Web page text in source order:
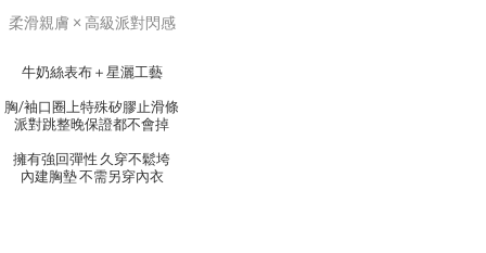
柔滑親膚 × 高級派對閃感
牛奶絲表布＋星灑工藝
胸/袖口圈上特殊矽膠止滑條
派對跳整晚保證都不會掉
擁有強回彈性 久穿不鬆垮
內建胸墊 不需另穿內衣